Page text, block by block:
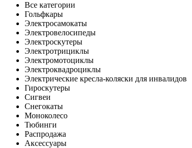
Все категории
Гольфкары
Электросамокаты
Электровелосипеды
Электроскутеры
Электротрициклы
Электромотоциклы
Электроквадроциклы
Электрические кресла-коляски для инвалидов
Гироскутеры
Сигвеи
Снегокаты
Моноколесо
Тюбинги
Распродажа
Аксессуары